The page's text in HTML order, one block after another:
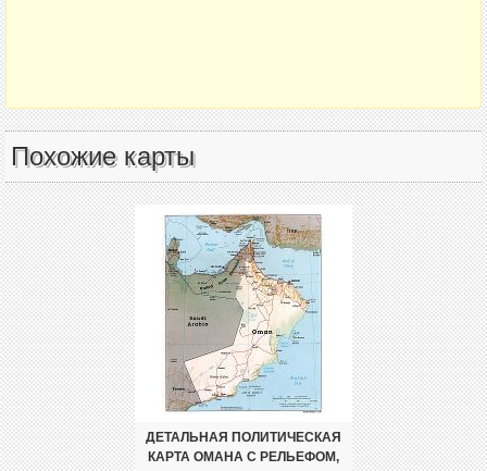
Похожие карты
ДЕТАЛЬНАЯ ПОЛИТИЧЕСКАЯ
КАРТА ОМАНА С РЕЛЬЕФОМ,